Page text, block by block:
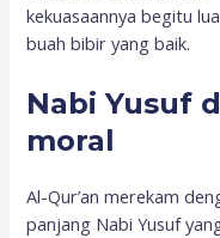
kekuasaannya begitu
buah bibir yang baik.
Nabi Yusuf
moral
Al-Qur’an merekam
panjang Nabi Yusuf